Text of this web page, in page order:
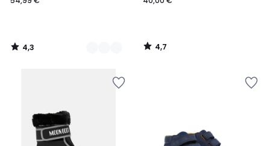
€.
4,3
/
4,7
/